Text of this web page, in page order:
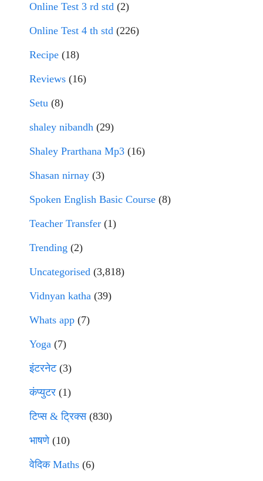
Online Test 3 rd std (2)
Online Test 4 th std (226)
Recipe (18)
Reviews (16)
Setu (8)
shaley nibandh (29)
Shaley Prarthana Mp3 (16)
Shasan nirnay (3)
Spoken English Basic Course (8)
Teacher Transfer (1)
Trending (2)
Uncategorised (3,818)
Vidnyan katha (39)
Whats app (7)
Yoga (7)
इंटरनेट(3)
कंप्युटर (1)
टिप्स & ट्रिक्स(830)
भाषणे(10)
वेदिक Maths (6)